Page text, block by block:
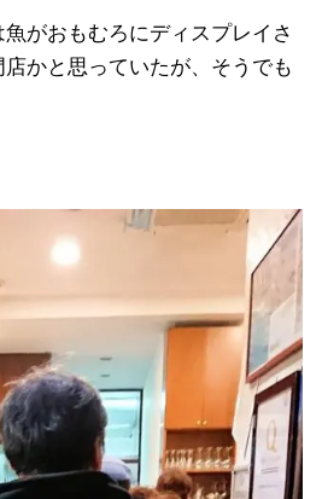
がおもむろにディスプレイさ
かと思っていたが、そうでも